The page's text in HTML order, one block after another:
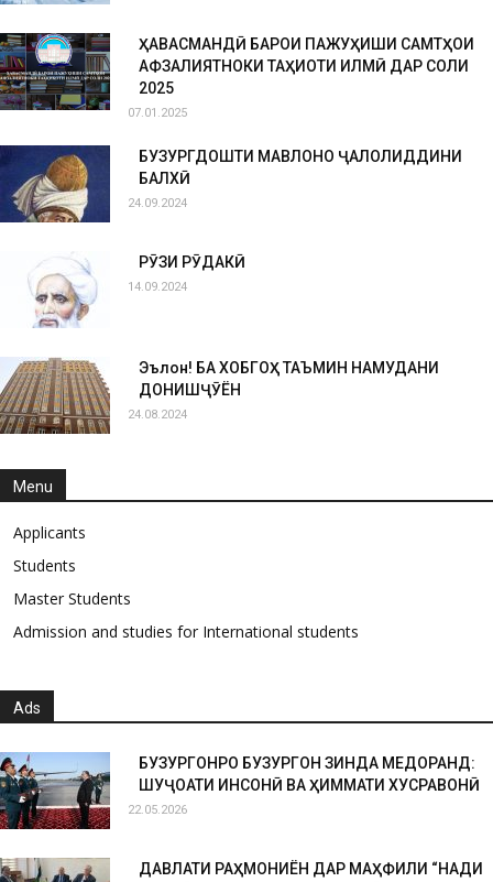
ҲАВАСМАНДӢ БАРОИ ПАЖУҲИШИ САМТҲОИ
АФЗАЛИЯТНОКИ ТАҲҚИҚОТИ ИЛМӢ ДАР СОЛИ
2025
07.01.2025
БУЗУРГДОШТИ МАВЛОНО ҶАЛОЛИДДИНИ
БАЛХӢ
24.09.2024
РӮЗИ РӮДАКӢ
14.09.2024
Эълон! БА ХОБГОҲ ТАЪМИН НАМУДАНИ
ДОНИШҶӮЁН
24.08.2024
Menu
Applicants
Students
Master Students
Admission and studies for International students
Ads
БУЗУРГОНРО БУЗУРГОН ЗИНДА МЕДОРАНД:
ШУҶОАТИ ИНСОНӢ ВА ҲИММАТИ ХУСРАВОНӢ
22.05.2026
ДАВЛАТИ РАҲМОНИЁН ДАР МАҲФИЛИ “НАҚДИ